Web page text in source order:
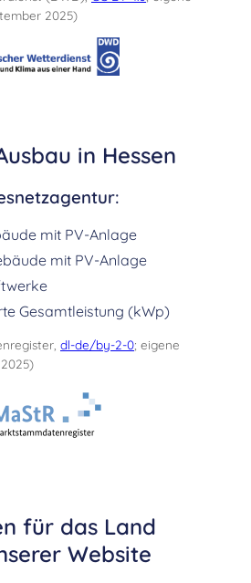
2025)
in Hessen
mit PV-Anlage
mit PV-Anlage
Gesamtleistung (kWp)
dl-de/by-2-0; eigene
für das Land
Website